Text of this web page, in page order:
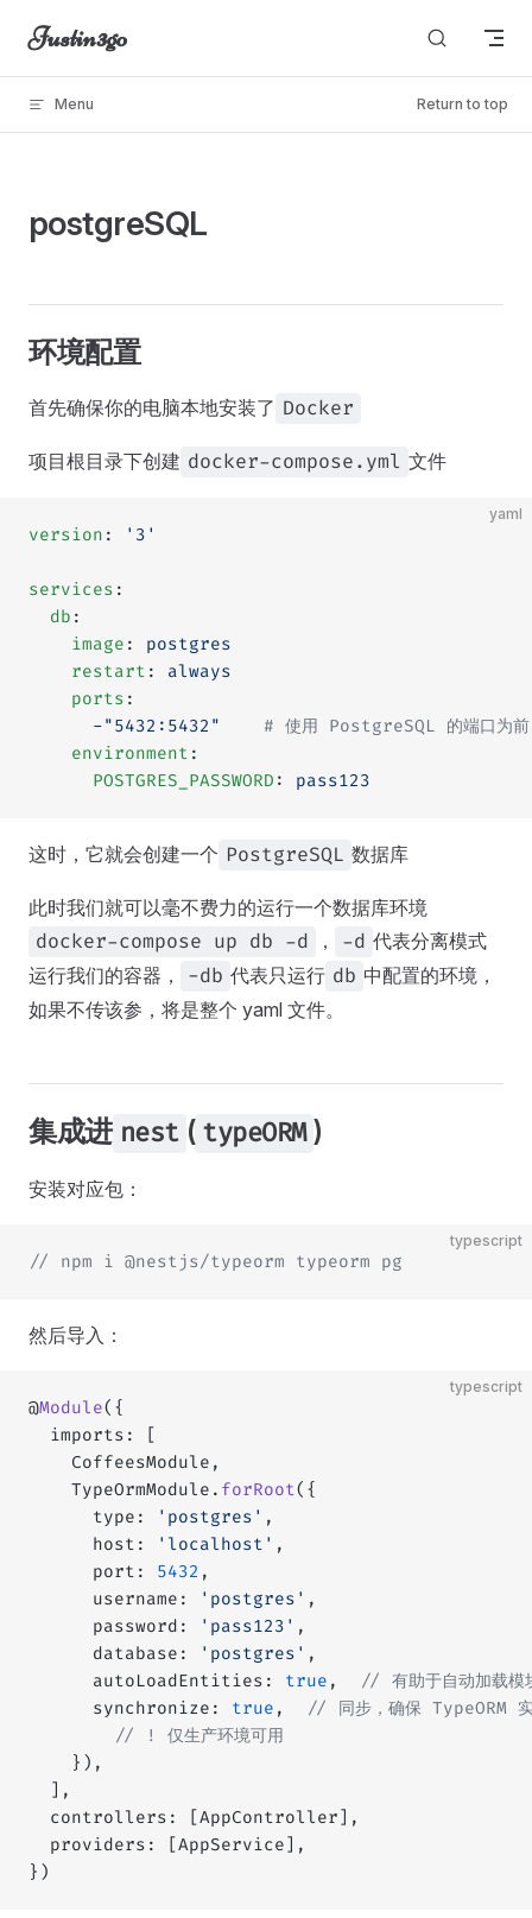
Skip to content
Justin3go
Menu Return to top
postgreSQL
环境配置
首先确保你的电脑本地安装了 Docker
项目根目录下创建 docker-compose.yml 文件
yaml
version : '3'
services :
  db
:
    image
: postgres
    restart
: always
    ports
:
      -"5432:5432"
# 使用 PostgreSQL 的端口为
    environment
:
      POSTGRES_PASSWORD
: pass123
这时，它就会创建一个 PostgreSQL 数据库
此时我们就可以毫不费力的运行一个数据库环境
docker-compose up db -d
， -d 代表分离模式
运行我们的容器，
-db 代表只运行 db 中配置的环境，
如果不传该参，将是整个 yaml 文件。
集成进 nest ( typeORM )
安装对应包：
typescript
// npm i @nestjs/typeorm typeorm pg
然后导入：
typescript
@Module({
  imports: [
    CoffeesModule,
    TypeOrmModule.
forRoot({
      type:
'postgres' ,
      host:
'localhost' ,
      port:
5432 ,
      username:
'postgres' ,
      password:
'pass123' ,
      database:
'postgres' ,
      autoLoadEntities:
true ,
// 有助于自动加载模
      synchronize:
true ,
// 同步，确保 TypeORM 实
        // ! 仅生产环境可用
    }),
  ],
  controllers: [AppController],
  providers: [AppService],
})